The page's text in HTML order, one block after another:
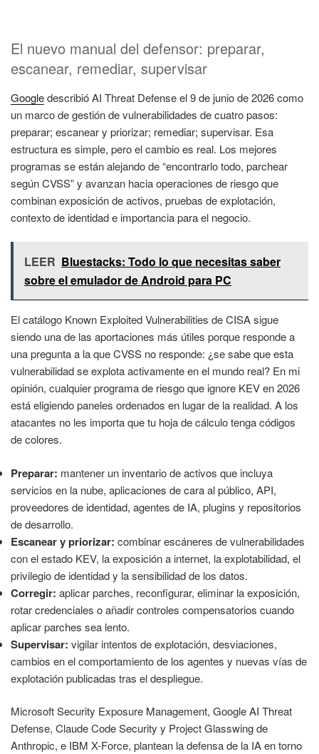
El nuevo manual del defensor: preparar,
escanear, remediar, supervisar
Googledescribió AI Threat Defense el 9 de junio de 2026 como
un marco de gestión de vulnerabilidades de cuatro pasos:
preparar; escanear y priorizar; remediar; supervisar. Esa
estructura es simple, pero el cambio es real. Los mejores
programas se están alejando de “encontrarlo todo, parchear
según CVSS” y avanzan hacia operaciones de riesgo que
combinan exposición de activos, pruebas de explotación,
contexto de identidad e importancia para el negocio.
LEER Bluestacks: Todo lo que necesitas saber
sobre el emulador de Android para PC
El catálogo Known Exploited Vulnerabilities de CISA sigue
siendo una de las aportaciones más útiles porque responde a
una pregunta a la que CVSS no responde: ¿se sabe que esta
vulnerabilidad se explota activamente en el mundo real? En mi
opinión, cualquier programa de riesgo que ignore KEV en 2026
está eligiendo paneles ordenados en lugar de la realidad. A los
atacantes no les importa que tu hoja de cálculo tenga códigos
de colores.
Preparar: mantener un inventario de activos que incluya
servicios en la nube, aplicaciones de cara al público, API,
proveedores de identidad, agentes de IA, plugins y repositorios
de desarrollo.
Escanear y priorizar: combinar escáneres de vulnerabilidades
con el estado KEV, la exposición a internet, la explotabilidad, el
privilegio de identidad y la sensibilidad de los datos.
Corregir: aplicar parches, reconfigurar, eliminar la exposición,
rotar credenciales o añadir controles compensatorios cuando
aplicar parches sea lento.
Supervisar: vigilar intentos de explotación, desviaciones,
cambios en el comportamiento de los agentes y nuevas vías de
explotación publicadas tras el despliegue.
Microsoft Security Exposure Management, Google AI Threat
Defense, Claude Code Security y Project Glasswing de
Anthropic, e IBM X-Force, plantean la defensa de la IA en torno